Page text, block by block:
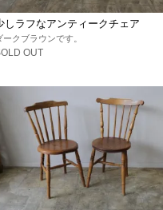
しラフなアンティークチェア
ークブラウンです。
OUT